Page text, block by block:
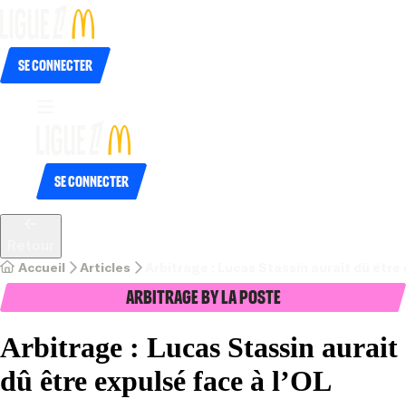
Se connecter
Se connecter
Accueil Articles
Arbitrage by La Poste
Arbitrage : Lucas Stassin aurait
dû être expulsé face à l’OL